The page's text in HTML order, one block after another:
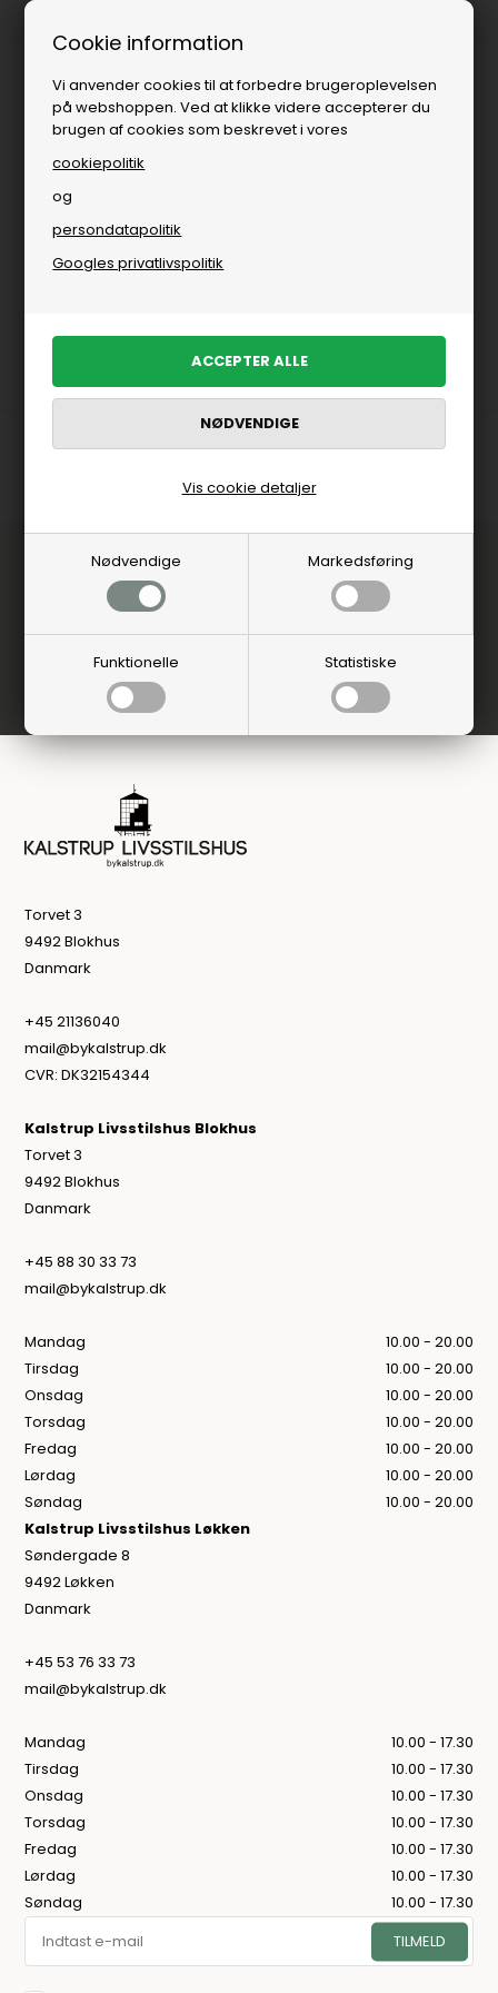
Cookie information
Vi anvender cookies til at forbedre brugeroplevelsen
på webshoppen. Ved at klikke videre accepterer du
brugen af cookies som beskrevet i vores
cookiepolitik
og
persondatapolitik
Googles privatlivspolitik
Nødvendige Markedsføring
Funktionelle Statistiske
Vis cookie detaljer
Brands Herre » New Balance
Torvet 3
9492 Blokhus
Danmark
+45 21136040
mail@bykalstrup.dk
CVR: DK32154344
Kalstrup Livsstilshus Blokhus
Torvet 3
9492 Blokhus
Danmark
+45 88 30 33 73
mail@bykalstrup.dk
Mandag
10.00 - 20.00
Tirsdag
10.00 - 20.00
Onsdag
10.00 - 20.00
Torsdag
10.00 - 20.00
Fredag
10.00 - 20.00
Lørdag
10.00 - 20.00
Søndag
10.00 - 20.00
Kalstrup Livsstilshus Løkken
Søndergade 8
9492 Løkken
Danmark
+45 53 76 33 73
mail@bykalstrup.dk
Mandag
10.00 - 17.30
Tirsdag
10.00 - 17.30
Onsdag
10.00 - 17.30
Torsdag
10.00 - 17.30
Fredag
10.00 - 17.30
Lørdag
10.00 - 17.30
Søndag
10.00 - 17.30